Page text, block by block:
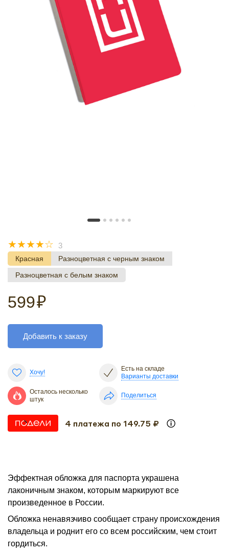
☆
☆
☆
☆
☆ 3
Красная
Разноцветная с черным знаком
Разноцветная с белым знаком
599₽
Добавить к заказу
Хочу!
Есть на складе
Варианты доставки
Осталось несколько
штук
Поделиться
4 платежа по 149.75 ₽
Эффектная обложка для паспорта украшена
лаконичным знаком, которым маркируют все
произведенное в России.
Обложка ненавязчиво сообщает страну происхождения
владельца и роднит его со всем российским, чем стоит
гордиться.